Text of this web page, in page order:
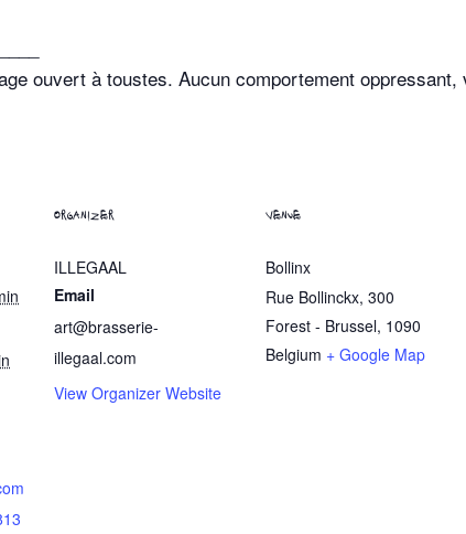
ouvert à toustes. Aucun comportement oppressant,
ORGANIZER
ILLEGAAL
Email
art@brasserie-
illegaal.com
View Organizer Website
VENUE
Bollinx
Rue Bollinckx, 300
Forest - Brussel, 1090
Belgium + Google Map